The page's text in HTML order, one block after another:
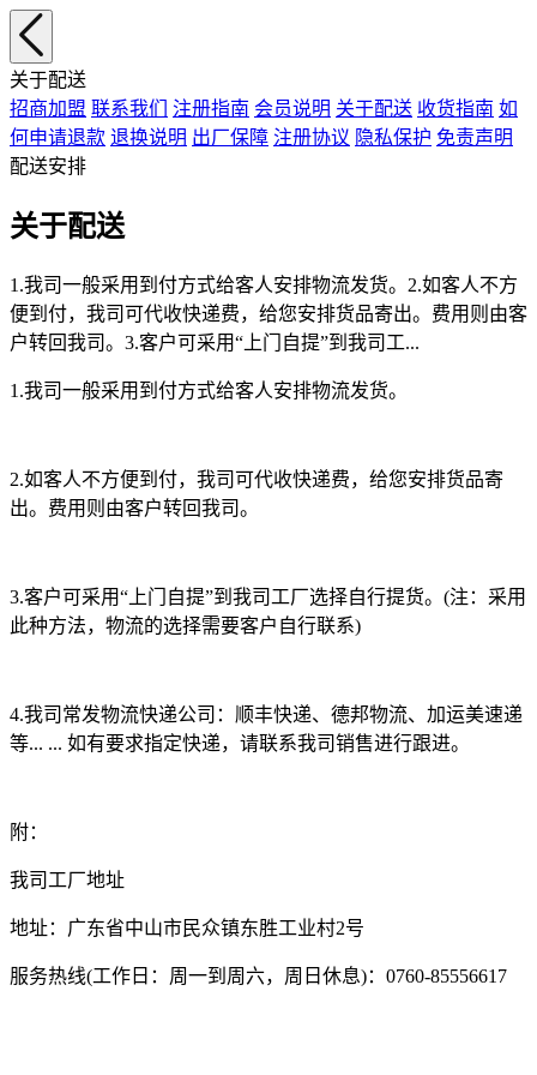
关于配送
招商加盟 联系我们 注册指南 会员说明 关于配送 收货指南 如
何申请退款 退换说明 出厂保障 注册协议 隐私保护 免责声明
配送安排
关于配送
1.我司一般采用到付方式给客人安排物流发货。2.如客人不方
便到付，我司可代收快递费，给您安排货品寄出。费用则由客
户转回我司。3.客户可采用“上门自提”到我司工...
1.我司一般采用到付方式给客人安排物流发货。
2.如客人不方便到付，我司可代收快递费，给您安排货品寄
出。费用则由客户转回我司。
3.客户可采用“上门自提”到我司工厂选择自行提货。(注：采用
此种方法，物流的选择需要客户自行联系)
4.我司常发物流快递公司：顺丰快递、德邦物流、加运美速递
等... ... 如有要求指定快递，请联系我司销售进行跟进。
附：
我司工厂地址
地址：广东省中山市民众镇东胜工业村2号
服务热线(工作日：周一到周六，周日休息)：0760-85556617